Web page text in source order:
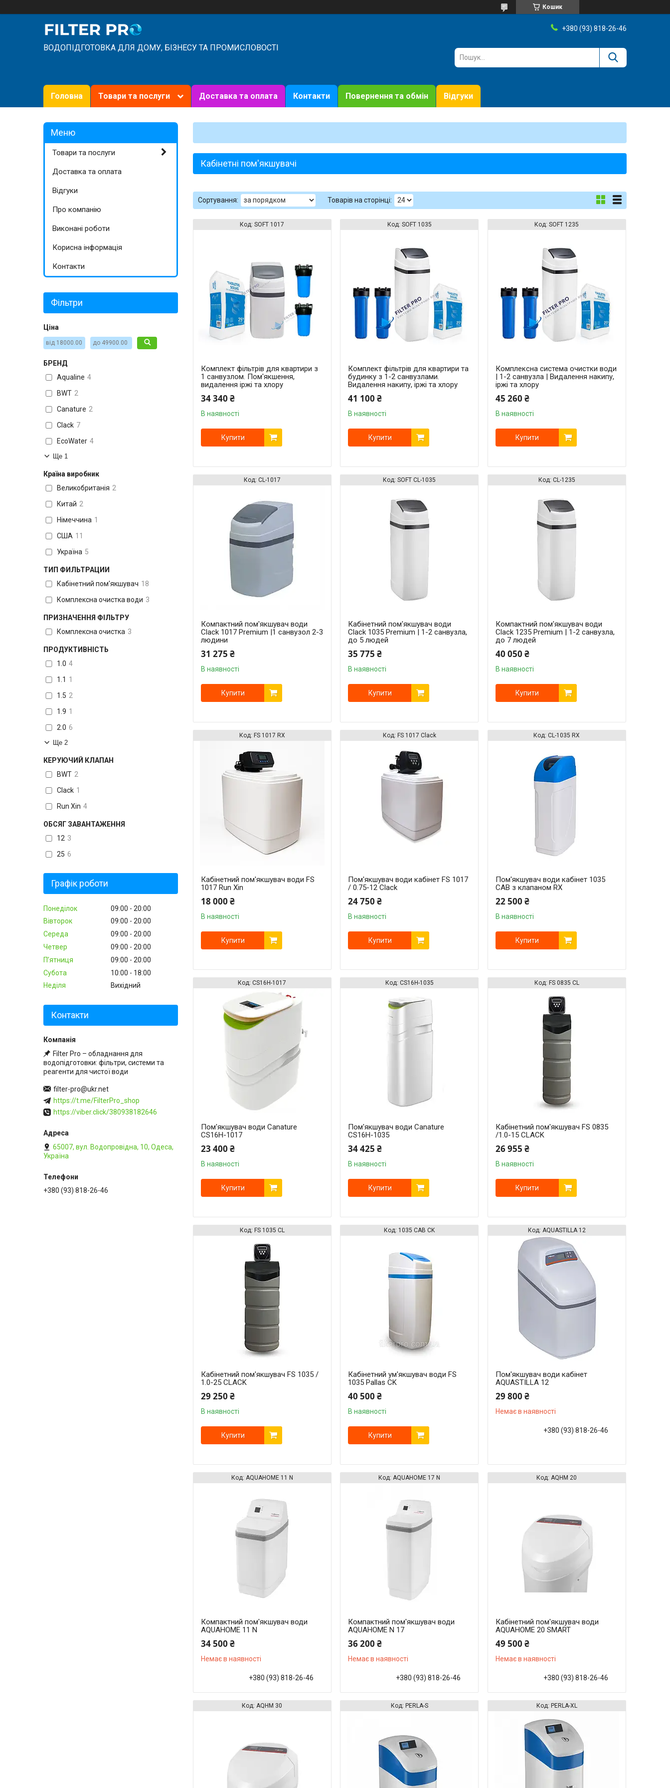
Кошик
ВОДОПІДГОТОВКА ДЛЯ ДОМУ, БІЗНЕСУ ТА ПРОМИСЛОВОСТІ
+380 (93) 818-26-46
Головна Товари та послуги Доставка та оплата Контакти Повернення та обмін Відгуки
Кабінетні пом'якшувачі
SOFT 1017
Комплект фільтрів для квартири з
1 санвузлом. Пом'якшення,
видалення іржі та хлору
34 340 ₴
В наявності
Купити
SOFT 1035
Комплект фільтрів для квартири та
будинку з 1-2 санвузлами.
Видалення накипу, іржі та хлору
41 100 ₴
В наявності
Купити
SOFT 1235
Комплексна система очистки води
| 1-2 санвузла | Видалення накипу,
іржі та хлору
45 260 ₴
В наявності
Купити
CL-1017
Компактний пом'якшувач води
Clack 1017 Premium |1 санвузол 2-3
людини
31 275 ₴
В наявності
Купити
SOFT CL-1035
Кабінетний пом'якшувач води
Clack 1035 Premium | 1-2 санвузла,
до 5 людей
35 775 ₴
В наявності
Купити
CL-1235
Компактний пом'якшувач води
Clack 1235 Premium | 1-2 санвузла,
до 7 людей
40 050 ₴
В наявності
Купити
FS 1017 RX
Кабінетний пом'якшувач води FS
1017 Run Xin
18 000 ₴
В наявності
Купити
FS 1017 Clack
Пом'якшувач води кабінет FS 1017
/ 0.75-12 Clack
24 750 ₴
В наявності
Купити
CL-1035 RX
Пом'якшувач води кабінет 1035
CAB з клапаном RX
22 500 ₴
В наявності
Купити
CS16H-1017
Пом'якшувач води Canature
CS16H-1017
23 400 ₴
В наявності
Купити
CS16H-1035
Пом'якшувач води Canature
CS16H-1035
34 425 ₴
В наявності
Купити
FS 0835 CL
Кабінетний пом'якшувач FS 0835
/1.0-15 CLACK
26 955 ₴
В наявності
Купити
FS 1035 CL
Кабінетний пом'якшувач FS 1035 /
1.0-25 CLACK
29 250 ₴
В наявності
Купити
1035 CAB CK
Кабінетний ум'якшувач води FS
1035 Pallas CK
40 500 ₴
В наявності
Купити
AQUASTILLA 12
Пом'якшувач води кабінет
AQUASTILLA 12
29 800 ₴
Немає в наявності
+380 (93) 818-26-46
AQUAHOME 11 N
Компактний пом'якшувач води
AQUAHOME 11 N
34 500 ₴
Немає в наявності
+380 (93) 818-26-46
AQUAHOME 17 N
Компактний пом'якшувач води
AQUAHOME N 17
36 200 ₴
Немає в наявності
+380 (93) 818-26-46
AQHM 20
Кабінетний пом'якшувач води
AQUAHOME 20 SMART
49 500 ₴
Немає в наявності
+380 (93) 818-26-46
AQHM 30 PERLA-S PERLA-XL
Товари та послуги
Доставка та оплата
Відгуки
Про компанію
Виконані роботи
Корисна інформація
Контакти
Фільтри
Ціна
БРЕНД
Aqualine 4
BWT 2
Canature 2
Clack 7
EcoWater 4
Ще 1
Країна виробник
Великобританія 2
Китай 2
Німеччина 1
США 11
Україна 5
ТИП ФИЛЬТРАЦИИ
Кабінетний пом'якшувач 18
Комплексна очистка води 3
ПРИЗНАЧЕННЯ ФІЛЬТРУ
Комплексна очистка 3
ПРОДУКТИВНІСТЬ
1.0 4
1.1 1
1.5 2
1.9 1
2.0 6
Ще 2
КЕРУЮЧИЙ КЛАПАН
BWT 2
Clack 1
Run Xin 4
ОБСЯГ ЗАВАНТАЖЕННЯ
12 3
25 6
Графік роботи
Понеділок 09:00
20:00
Вівторок
09:00
20:00
Середа
09:00
20:00
Четвер
09:00
20:00
Пʼятниця
09:00
20:00
Субота
10:00
18:00
Неділя
Вихідний
Контакти
Filter Pro – обладнання для
водопідготовки: фільтри, системи та
реагенти для чистої води
filter-pro@ukr.net
https://t.me/FilterPro_shop
https://viber.click/380938182646
65007, вул. Водопровідна, 10, Одеса,
Україна
+380 (93) 818-26-46